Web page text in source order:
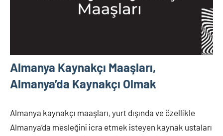
Almanya Kaynakçı Maaşları,
Almanya’da Kaynakçı Olmak
Almanya kaynakçı maaşları, yurt dışında ve özellikle
Almanya’da mesleğini icra etmek isteyen kaynak ustaları